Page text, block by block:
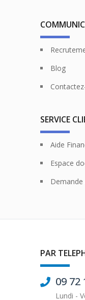
Blog
SERVICE
Aide
Espace
Demande
PAR
09 72
Lundi -